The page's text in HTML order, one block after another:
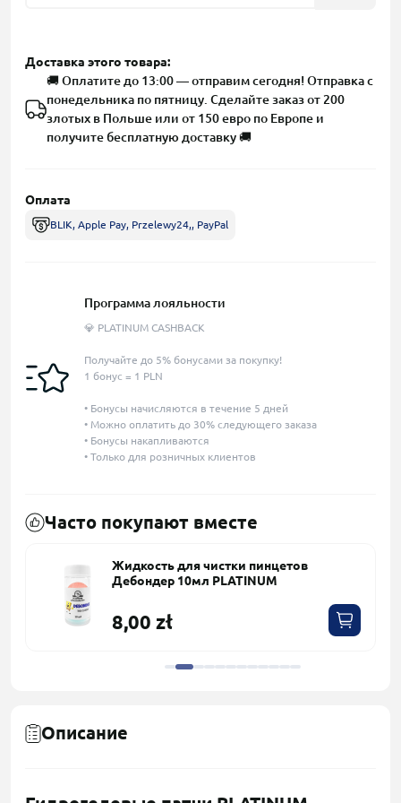
Доставка этого товара:
🚚 Оплатите до 13:00 — отправим сегодня! Отправка с
понедельника по пятницу. Сделайте заказ от 200
злотых в Польше или от 150 евро по Европе и
получите бесплатную доставку 🚚
Оплата
BLIK, Apple Pay, Przelewy24,, PayPal
Программа лояльности
💎 PLATINUM CASHBACK
Получайте до 5% бонусами за покупку!
1 бонус = 1 PLN
• Бонусы начисляются в течение 5 дней
• Можно оплатить до 30% следующего заказа
• Бонусы накапливаются
• Только для розничных клиентов
Часто покупают вместе
Жидкость для чистки пинцетов
Дебондер 10мл PLATINUM
8,00 zł
Описание